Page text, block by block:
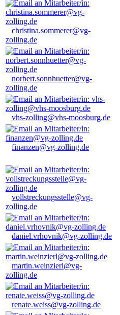
christina.sommerer@vg-
zolling.de
norbert.sonnhuetter@vg-
zolling.de
vhs-zolling@vhs-moosburg.de
finanzen@vg-zolling.de
vollstreckungsstelle@vg-
zolling.de
daniel.vrhovnik@vg-zolling.de
martin.weinzierl@vg-
zolling.de
renate.weiss@vg-zolling.de